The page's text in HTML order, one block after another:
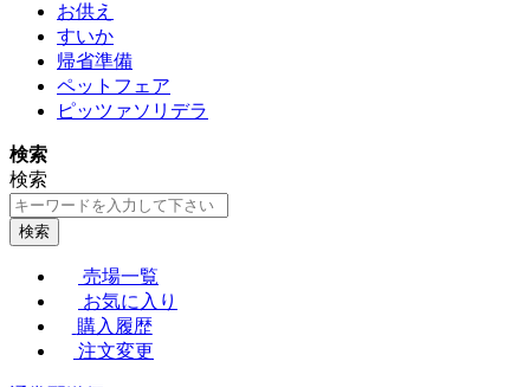
お供え
すいか
帰省準備
ペットフェア
ピッツァソリデラ
検索
検索
検索
売場一覧
お気に入り
購入履歴
注文変更